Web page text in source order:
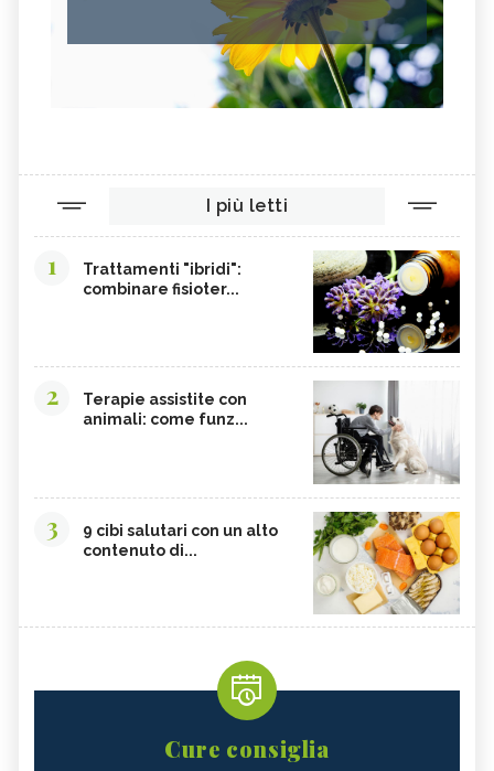
I più letti
1
Trattamenti "ibridi":
combinare fisioter...
2
Terapie assistite con
animali: come funz...
3
9 cibi salutari con un alto
contenuto di...
Cure consiglia